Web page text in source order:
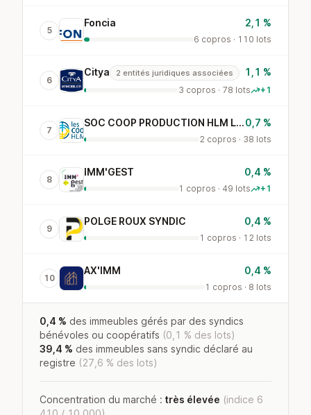
5
Foncia 2,1 %
6 copros · 110 lots
6
Citya 2 entités juridiques associées 1,1 %
3 copros · 78 lots +1
7
SOC COOP PRODUCTION HLM LOGICOOP0,7 %
2 copros · 38 lots
8
IMM'GEST 0,4 %
1 copros · 49 lots +1
9
POLGE ROUX SYNDIC 0,4 %
1 copros · 12 lots
10
AX'IMM 0,4 %
1 copros · 8 lots
0,4 % des immeubles gérés par des syndics
bénévoles ou coopératifs (0,1 % des lots)
39,4 % des immeubles sans syndic déclaré au
registre (27,6 % des lots)
Concentration du marché : très élevée (indice 6